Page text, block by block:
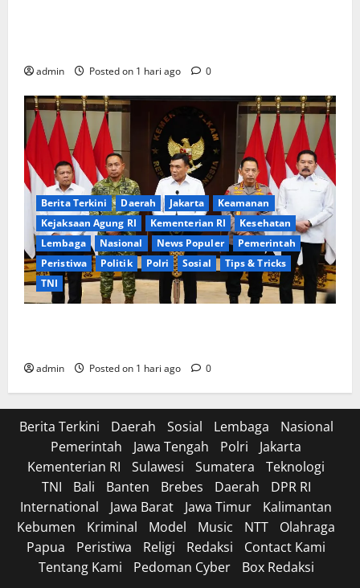
admin Posted on 1 hari ago 0
Berita Terkini Daerah Jakarta
Keamanan
Kejaksaan Agung RI
Kementerian RI
Kesehatan
Lembaga
Nasional News Populer
Pemerintah
Peristiwa
Politik Polri Sosial
Tips & Tricks
TNI
admin Posted on 1 hari ago 0
Berita Terkini Daerah Sosial Lembaga
Nasional
Pemerintah
Jawa Tengah Polri
Jakarta
Kementerian RI
Sulawesi Sumatera
Teknologi
TNI
Bali Banten Brebes Daerah
DPR RI
International
Jawa Barat Jawa Timur
Kalimantan
Kebumen
Kriminal Model Music NTT
Olahraga
Papua
Peristiwa Religi Redaksi
Contact Kami
Tentang Kami
Pedoman Cyber Box Redaksi